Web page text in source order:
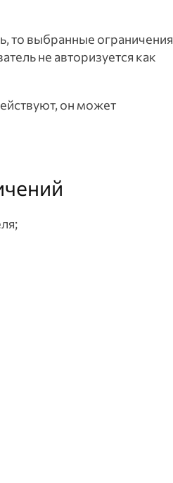
то выбранные ограничения
не авторизуется как
он может